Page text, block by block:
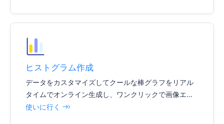
ヒストグラム作成
データをカスタマイズしてクールな棒グラフをリアル
タイムでオンライン生成し、ワンクリックで画像エク
スポートをサポートし、様々な文書やレポートを簡単
使いに行く